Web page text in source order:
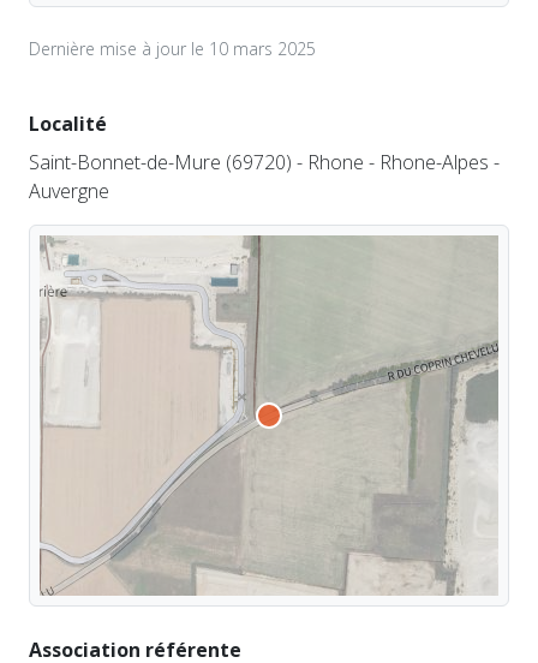
Dernière mise à jour le 10 mars 2025
Localité
Saint-Bonnet-de-Mure (69720) - Rhone - Rhone-Alpes -
Auvergne
Association référente